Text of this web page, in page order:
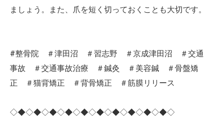
ましょう。また、爪を短く切っておくことも大切です。
#整骨院 ＃津田沼 ＃習志野 ＃京成津田沼 ＃交通
事故 ＃交通事故治療 ＃鍼灸 ＃美容鍼 ＃骨盤矯
正 ＃猫背矯正 ＃背骨矯正 ＃筋膜リリース
◇◆◇◆◇◆◇◆◇◆◇◆◇◆◇◆◇◆◇◆◇